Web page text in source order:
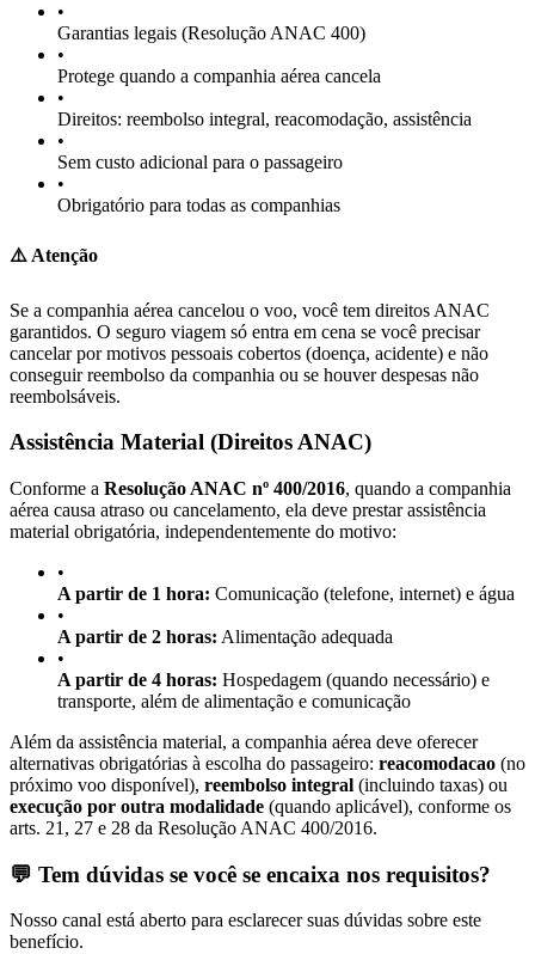
•
Garantias legais (Resolução ANAC 400)
•
Protege quando a companhia aérea cancela
•
Direitos: reembolso integral, reacomodação, assistência
•
Sem custo adicional para o passageiro
•
Obrigatório para todas as companhias
⚠️ Atenção
Se a companhia aérea cancelou o voo, você tem direitos ANAC
garantidos. O seguro viagem só entra em cena se você precisar
cancelar por motivos pessoais cobertos (doença, acidente) e não
conseguir reembolso da companhia ou se houver despesas não
reembolsáveis.
Assistência Material (Direitos ANAC)
Conforme a Resolução ANAC nº 400/2016, quando a companhia
aérea causa atraso ou cancelamento, ela deve prestar assistência
material obrigatória, independentemente do motivo:
•
A partir de 1 hora: Comunicação (telefone, internet) e água
•
A partir de 2 horas: Alimentação adequada
•
A partir de 4 horas: Hospedagem (quando necessário) e
transporte, além de alimentação e comunicação
Além da assistência material, a companhia aérea deve oferecer
alternativas obrigatórias à escolha do passageiro: reacomodacao (no
próximo voo disponível), reembolso integral (incluindo taxas) ou
execução por outra modalidade (quando aplicável), conforme os
arts. 21, 27 e 28 da Resolução ANAC 400/2016.
💬 Tem dúvidas se você se encaixa nos requisitos?
Nosso canal está aberto para esclarecer suas dúvidas sobre este
benefício.